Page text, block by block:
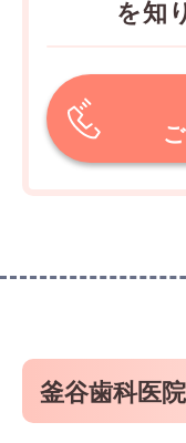
を知
釜谷歯科医院